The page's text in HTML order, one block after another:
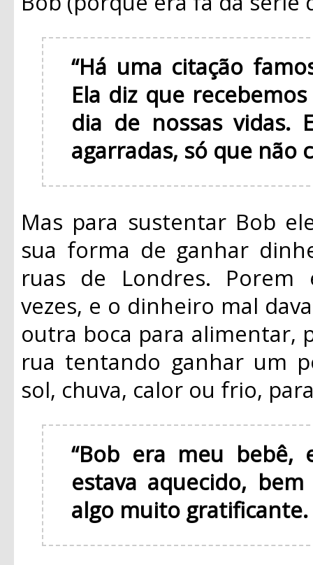
“Há uma citação
Ela diz que
dia de nossas vidas.
agarradas, só que não
Mas para sustentar Bob
sua forma de ganhar
ruas de Londres. Porem
vezes, e o dinheiro mal
outra boca para alimentar,
rua tentando ganhar um
sol, chuva, calor ou frio,
“Bob era meu
estava aquecido,
algo muito gratificante.